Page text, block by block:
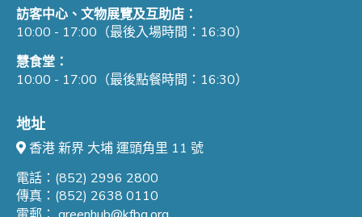
訪客中心、文物展覽及互助店：
10:00 - 17:00（最後入場時間：16:30）
慧食堂：
10:00 - 17:00（最後點餐時間：16:30）
地址
香港 新界 大埔 運頭角里 11 號
電話：(852) 2996 2800
傳真：(852) 2638 0110